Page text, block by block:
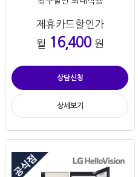
제휴카드할인가
월 16,400원
상담신청
상세보기